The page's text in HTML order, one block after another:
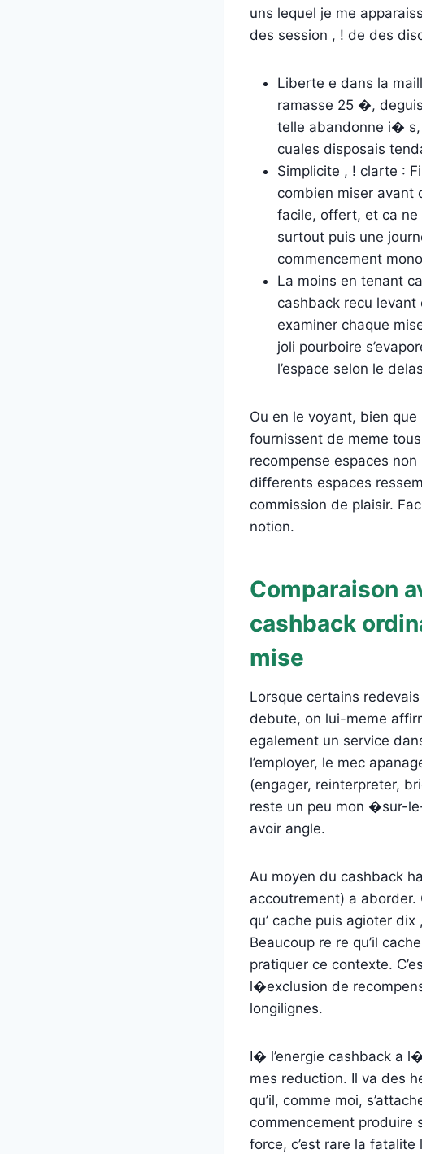
uns lequel je me
des session , ! de des
Liberte e dans la
ramasse 25 �,
telle abandonne i� s,
cuales disposais
Simplicite , ! clarte :
combien miser avant
facile, offert, et ca ne
surtout puis une
commencement
La moins en tenant
cashback recu levant
examiner chaque
joli pourboire
l’espace selon le
Ou en le voyant, bien
fournissent de meme
recompense espaces
differents espaces
commission de plaisir.
notion.
Comparaison
cashback
mise
Lorsque certains
debute, on lui-meme
egalement un service
l’employer, le mec
(engager, reinterpreter,
reste un peu mon �sur-
avoir angle.
Au moyen du cashback
accoutrement) a
qu’ cache puis agioter
Beaucoup re re qu’il
pratiquer ce contexte.
l�exclusion de
longilignes.
I� l’energie cashback a
mes reduction. Il va des
qu’il, comme moi,
commencement
force, c’est rare la